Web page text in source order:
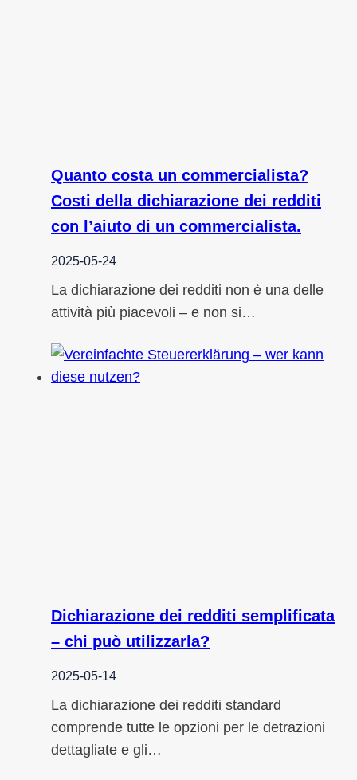
Quanto costa un commercialista?
Costi della dichiarazione dei redditi
con l’aiuto di un commercialista.
2025-05-24
La dichiarazione dei redditi non è una delle
attività più piacevoli – e non si…
Dichiarazione dei redditi semplificata
– chi può utilizzarla?
2025-05-14
La dichiarazione dei redditi standard
comprende tutte le opzioni per le detrazioni
dettagliate e gli…